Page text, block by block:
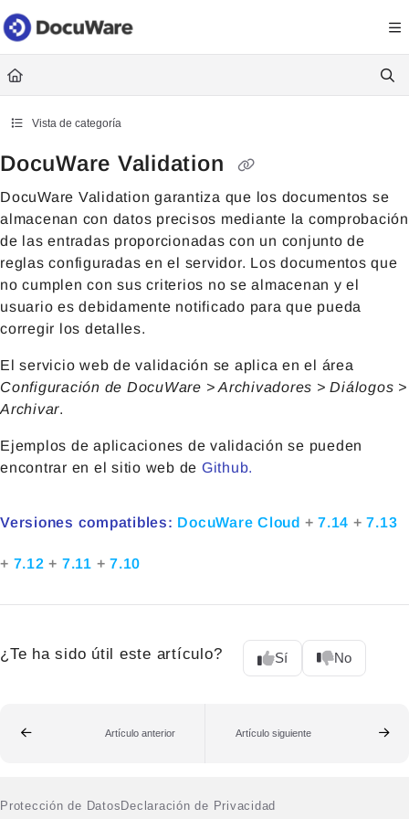
Documentation Index
Fetch the complete documentation index at: https://
Use this file to discover all available pages before exploring further.
Vista de categoría
DocuWare Validation
DocuWare Validation garantiza que los documentos se
almacenan con datos precisos mediante la comprobación
de las entradas proporcionadas con un conjunto de
reglas configuradas en el servidor. Los documentos que
no cumplen con sus criterios no se almacenan y el
usuario es debidamente notificado para que pueda
corregir los detalles.
El servicio web de validación se aplica en el área
Configuración de DocuWare > Archivadores > Diálogos >
Archivar.
Ejemplos de aplicaciones de validación se pueden
encontrar en el sitio web de Github.
Versiones compatibles: DocuWare Cloud + 7.14 +7.13
+ 7.12+ 7.11 + 7.10
¿Te ha sido útil este artículo? Sí No
Artículo anterior Artículo siguiente
Protección de Datos Declaración de Privacidad